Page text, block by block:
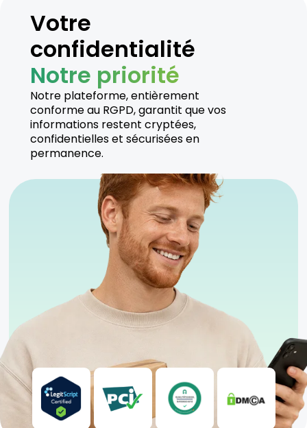
Votre
confidentialité
Notre priorité
Notre plateforme, entièrement
conforme au RGPD, garantit que vos
informations restent cryptées,
confidentielles et sécurisées en
permanence.